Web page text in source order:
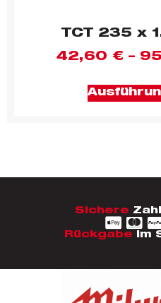
TCT 235 x
42,60 € –
Sichere
Rückgabe im